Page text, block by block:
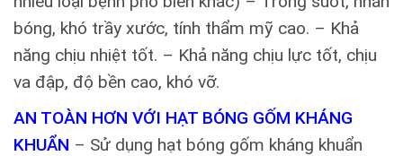
bóng, khó trầy xước, tính thẩm mỹ cao. – Khả
năng chịu nhiệt tốt. – Khả năng chịu lực tốt, chịu
va đập, độ bền cao, khó vỡ.
AN TOÀN HƠN VỚI HẠT BÓNG GỐM KHÁNG
KHUẨN – Sử dụng hạt bóng gốm kháng khuẩn